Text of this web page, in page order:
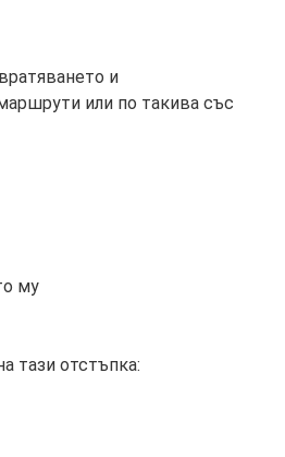
и
или по такива със
му
тази отстъпка: